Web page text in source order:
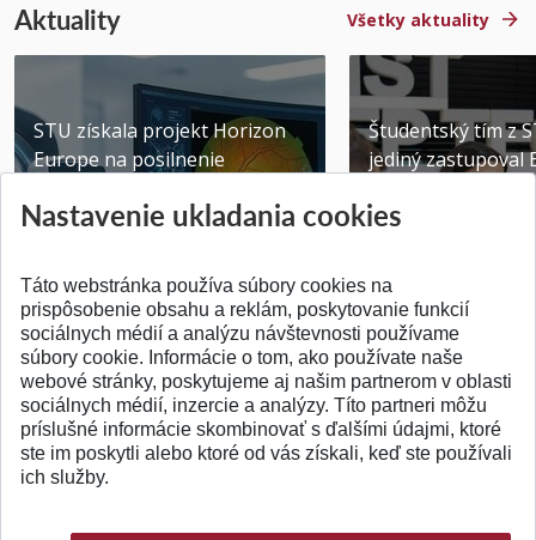
Aktuality Všetky aktuality
STU získala projekt Horizon
Europe na posilnenie
Publikované 31.07.2026
Študentský tím z
jediný zastupoval
Publikované
SPÄŤ NA VRCH
Nastavenie ukladania cookies
Táto webstránka používa súbory cookies na
prispôsobenie obsahu a reklám, poskytovanie funkcií
sociálnych médií a analýzu návštevnosti používame
súbory cookie. Informácie o tom, ako používate naše
webové stránky, poskytujeme aj našim partnerom v oblasti
sociálnych médií, inzercie a analýzy. Títo partneri môžu
príslušné informácie skombinovať s ďalšími údajmi, ktoré
ste im poskytli alebo ktoré od vás získali, keď ste používali
ich služby.